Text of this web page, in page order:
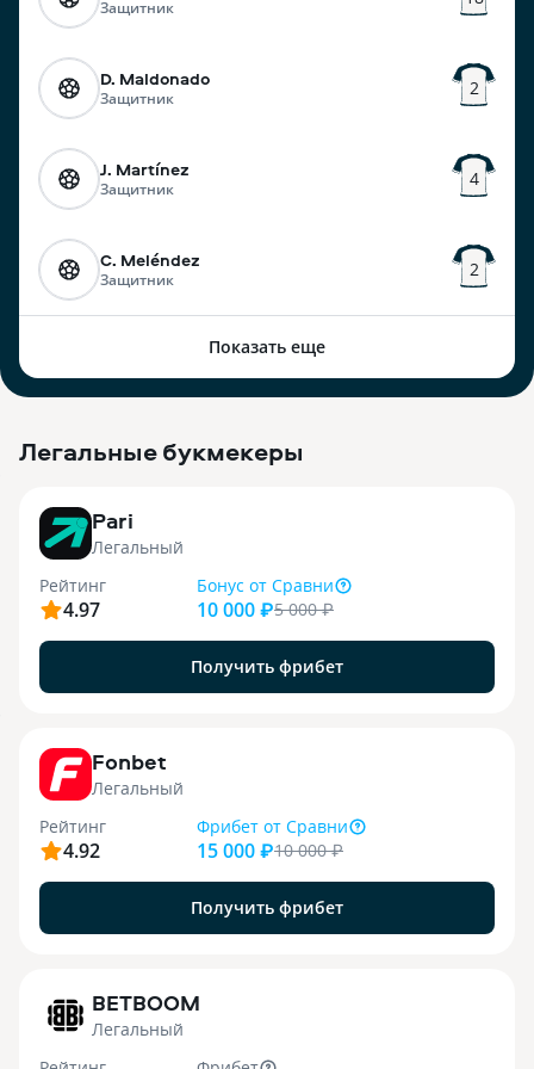
Защитник
D. Maldonado
Защитник 2
J. Martínez
Защитник 4
C. Meléndez
Защитник 2
Показать еще
Легальные букмекеры
Pari
Легальный
Рейтинг
4.97
Бонус от Сравни
10 000 ₽5 000₽
Получить фрибет
Fonbet
Легальный
Рейтинг
4.92
Фрибет от Сравни
15 000 ₽10 000₽
Получить фрибет
BETBOOM
Легальный